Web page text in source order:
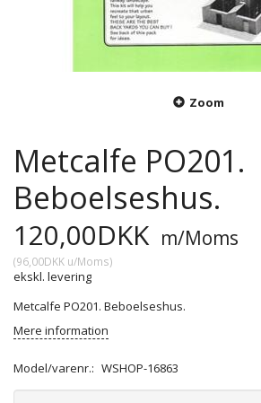
Zoom
Metcalfe PO201.
Beboelseshus.
120,00DKK m/Moms
(96,00DKK u/Moms)
ekskl. levering
Metcalfe PO201. Beboelseshus.
Mere information
Model/varenr.: WSHOP-16863